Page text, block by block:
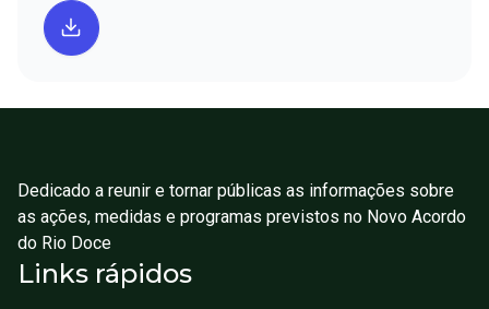
Dedicado a reunir e tornar públicas as informações sobre
as ações, medidas e programas previstos no Novo Acordo
do Rio Doce
Links rápidos